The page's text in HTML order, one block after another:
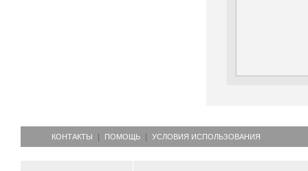
КОНТАКТЫ ПОМОЩЬ УСЛОВИЯ ИСПОЛЬЗОВАНИЯ